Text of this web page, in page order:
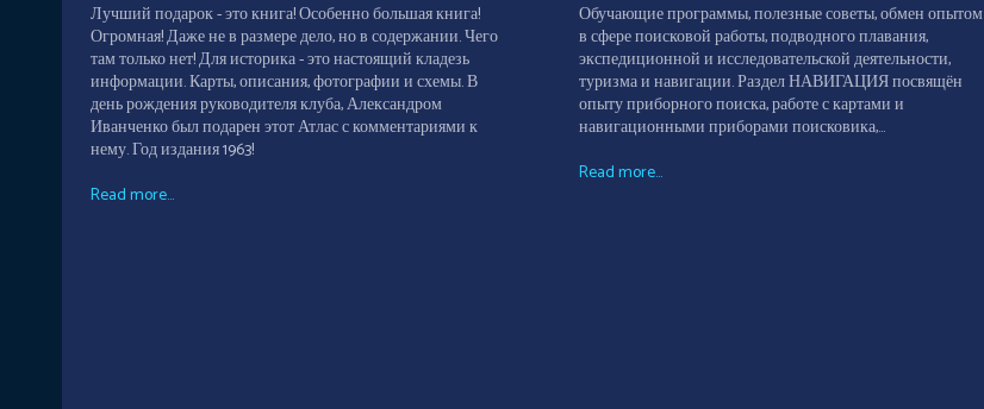
Лучший подарок - это книга! Особенно большая книга!
Огромная! Даже не в размере дело, но в содержании. Чего
там только нет! Для историка - это настоящий кладезь
информации. Карты, описания, фотографии и схемы. В
день рождения руководителя клуба, Александром
Иванченко был подарен этот Атлас с комментариями к
нему. Год издания 1963!
Read more...
Обучающие программы, полезные советы, обмен опытом
в сфере поисковой работы, подводного плавания,
экспедиционной и исследовательской деятельности,
туризма и навигации. Раздел НАВИГАЦИЯ посвящён
опыту приборного поиска, работе с картами и
навигационными приборами поисковика,...
Read more...